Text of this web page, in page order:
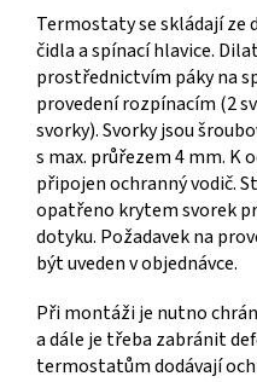
Termostaty se skládají
čidla a spínací hlavice.
prostřednictvím páky na
provedení rozpínacím (2
svorky). Svorky jsou
s max. průřezem 4 mm. K
připojen ochranný vodič.
opatřeno krytem svorek
dotyku. Požadavek na
být uveden v objednáv­ce.
Při montáži je nutno
a dále je třeba zabránit
termostatům dodávají